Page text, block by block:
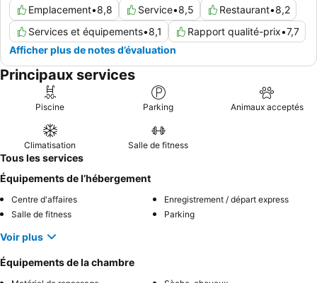
Emplacement•8,8 Service•8,5 Restaurant•8,2
Services et équipements•8,1 Rapport qualité-prix•7,7
Afficher plus de notes d’évaluation
Principaux services
Piscine Parking Animaux acceptés
Climatisation Salle de fitness
Tous les services
Équipements de l’hébergement
Centre d'affaires
Enregistrement / départ express
Salle de fitness
Parking
Voir plus
Équipements de la chambre